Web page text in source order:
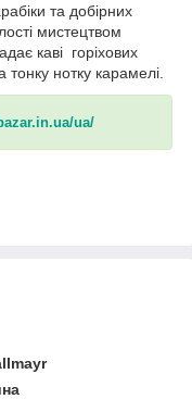
та добірних
мистецтвом
каві горіхових
тонку нотку карамелі.
ua/